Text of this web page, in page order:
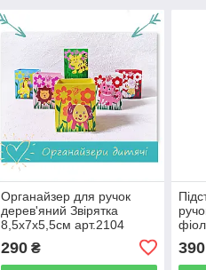
Органайзер для ручок
дерев'яний Звірятка
8,5х7х5,5см арт.2104
290₴ 390